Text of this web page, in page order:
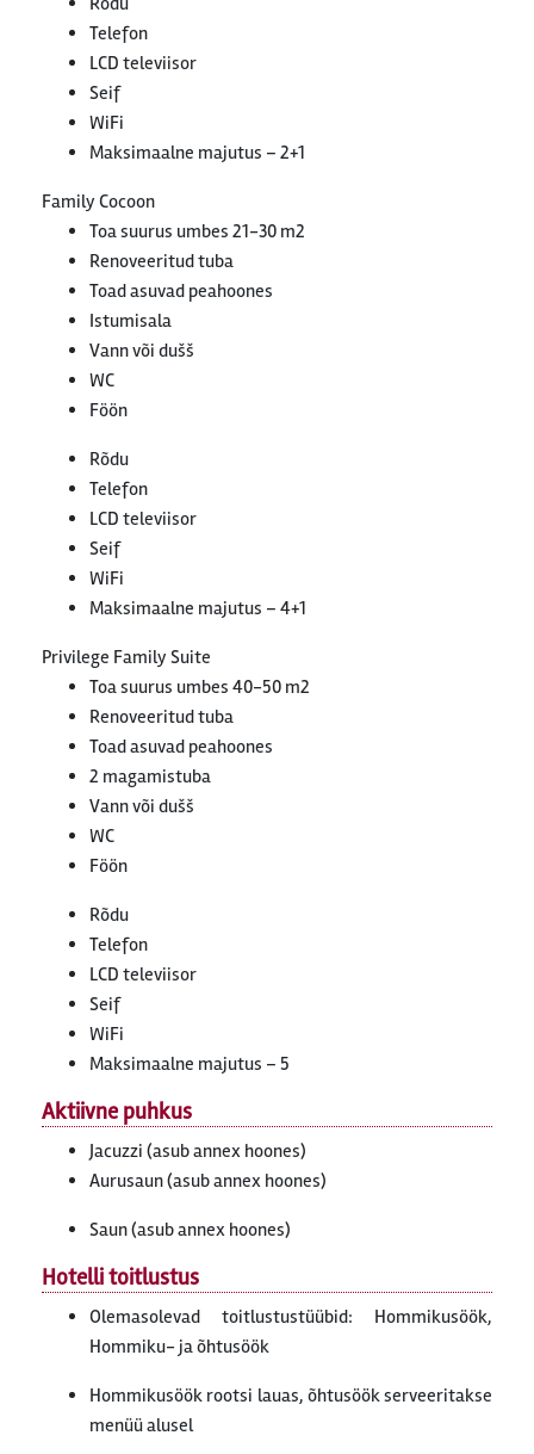
Telefon
LCD televiisor
Seif
WiFi
Maksimaalne majutus – 2+1
Family Cocoon
Toa suurus umbes 21-30 m2
Renoveeritud tuba
Toad asuvad peahoones
Istumisala
Vann või dušš
WC
Föön
Rõdu
Telefon
LCD televiisor
Seif
WiFi
Maksimaalne majutus – 4+1
Privilege Family Suite
Toa suurus umbes 40-50 m2
Renoveeritud tuba
Toad asuvad peahoones
2 magamistuba
Vann või dušš
WC
Föön
Rõdu
Telefon
LCD televiisor
Seif
WiFi
Maksimaalne majutus – 5
Aktiivne puhkus
Jacuzzi (asub annex hoones)
Aurusaun (asub annex hoones)
Saun (asub annex hoones)
Hotelli toitlustus
Olemasolevad toitlustustüübid: Hommikusöök,
Hommiku- ja õhtusöök
Hommikusöök rootsi lauas, õhtusöök serveeritakse
menüü alusel